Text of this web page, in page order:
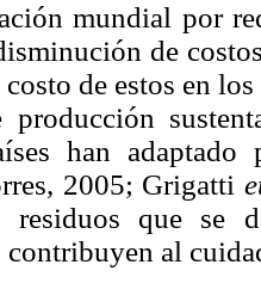
mundial por
de
de estos en
producción
han
2005; Grigatti
que se
contribuyen al